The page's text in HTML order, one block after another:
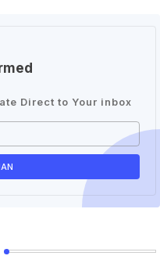
Direct to Your inbox